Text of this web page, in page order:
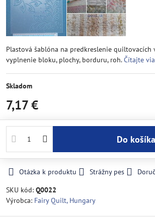
Plastová šablóna na predkreslenie quiltovacích
vyplnenie bloku, plochy, borduru, roh.Čítajte
Skladom
7,17 €
Do košíka
Otázka k produktu Strážny pes
SKU kód: Q0022
Výrobca: Fairy Quilt, Hungary